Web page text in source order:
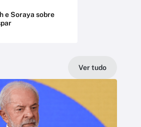
e Soraya sobre
Ver tudo